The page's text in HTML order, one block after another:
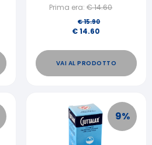
Prima era: €14.60
€15.90
€14.60
VAI AL PRODOTTO
9%